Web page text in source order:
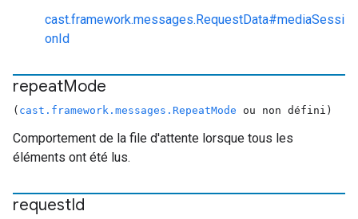
cast.framework.messages.RequestData#mediaSessi
onId
repeatMode
( cast.framework.messages.RepeatMode ou non défini)
Comportement de la file d'attente lorsque tous les
éléments ont été lus.
requestId